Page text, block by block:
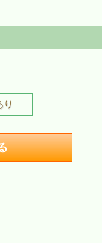
り